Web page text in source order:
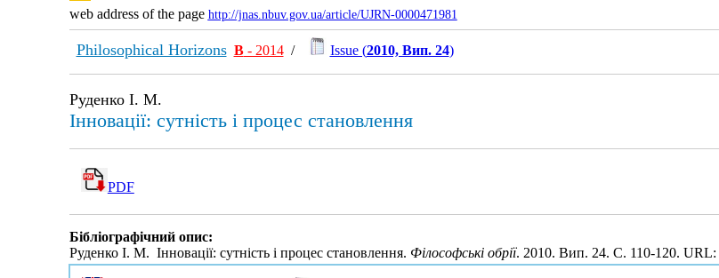
web address of the page http://jnas.nbuv.gov.ua/article/UJRN-0000471981
Philosophical Horizons В- 2014/ Issue (2010, Вип. 24)
Руденко І. М.
Інновації: сутність і процес становлення
PDF
Бібліографічний опис:
Руденко І. М. Інновації: сутність і процес становлення. Філософські обрії. 2010. Вип. 24. С. 110-120. URL: